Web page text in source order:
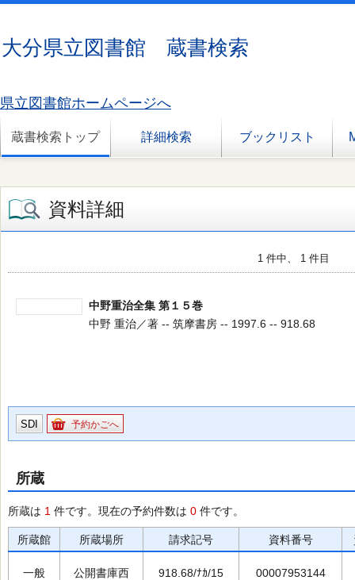
大分県立図書館 蔵書検索
県立図書館ホームページへ
蔵書検索トップ 詳細検索 ブックリスト
資料詳細
1 件中、 1 件目
中野重治全集 第１５巻
中野 重治／著 -- 筑摩書房 -- 1997.6 -- 918.68
SDI 予約かごへ
所蔵
所蔵は 1 件です。現在の予約件数は 0 件です。
所蔵館 所蔵場所 請求記号 資料番号
一般 公開書庫西 918.68/ﾅｶ/15 00007953144